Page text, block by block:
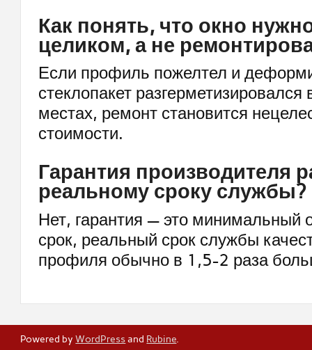
Как понять, что окно
целиком, а не
Если профиль пожелтел и
стеклопакет разгерметизировался
местах, ремонт становится
стоимости.
Гарантия производителя
реальному сроку службы?
Нет, гарантия — это минимальный
срок, реальный срок службы
профиля обычно в 1,5-2 раза
Powered byWordPressand Rubine.